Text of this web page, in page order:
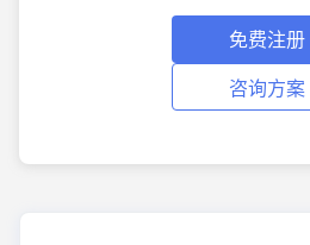
免费注册
咨询方案